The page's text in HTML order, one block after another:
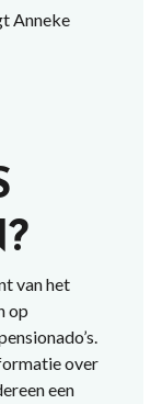
Anneke
van het
op
over
een